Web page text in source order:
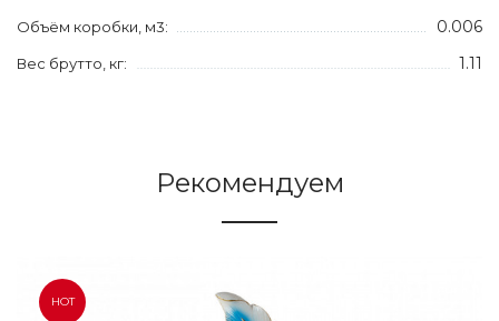
Объём коробки, м3: 0.006
Вес брутто, кг: 1.11
Рекомендуем
HOT